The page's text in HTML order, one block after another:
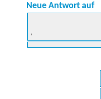
Neue Antwort auf
,